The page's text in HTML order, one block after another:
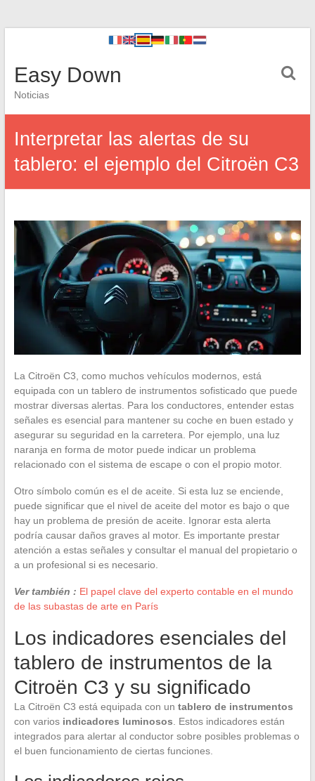
Easy Down
Noticias
Interpretar las alertas de su
tablero: el ejemplo del Citroën C3
La Citroën C3, como muchos vehículos modernos, está
equipada con un tablero de instrumentos sofisticado que puede
mostrar diversas alertas. Para los conductores, entender estas
señales es esencial para mantener su coche en buen estado y
asegurar su seguridad en la carretera. Por ejemplo, una luz
naranja en forma de motor puede indicar un problema
relacionado con el sistema de escape o con el propio motor.
Otro símbolo común es el de aceite. Si esta luz se enciende,
puede significar que el nivel de aceite del motor es bajo o que
hay un problema de presión de aceite. Ignorar esta alerta
podría causar daños graves al motor. Es importante prestar
atención a estas señales y consultar el manual del propietario o
a un profesional si es necesario.
Ver también : El papel clave del experto contable en el mundo
de las subastas de arte en París
Los indicadores esenciales del
tablero de instrumentos de la
Citroën C3 y su significado
La Citroën C3 está equipada con un tablero de instrumentos
con varios indicadores luminosos . Estos indicadores están
integrados para alertar al conductor sobre posibles problemas o
el buen funcionamiento de ciertas funciones.